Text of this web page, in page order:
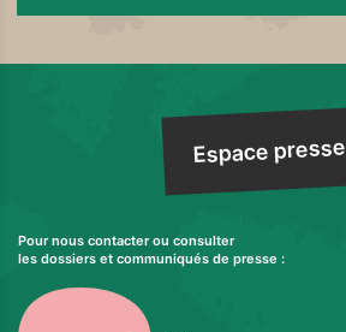
Espace presse
Pour nous contacter ou consulter
les dossiers et communiqués de presse :